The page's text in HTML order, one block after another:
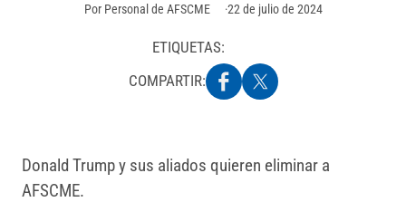
Por Personal de AFSCME 22 de julio de 2024
ETIQUETAS:
COMPARTIR:
Donald Trump y sus aliados quieren eliminar a
AFSCME.